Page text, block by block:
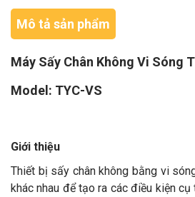
Mô tả sản phẩm
Máy Sấy Chân Không Vi Sóng
Model: TYC-VS
Giới thiệu
Thiết bị sấy chân không bằng vi
khác nhau để tạo ra các điều kiện